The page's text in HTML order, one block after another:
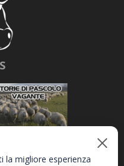
la migliore esperienza